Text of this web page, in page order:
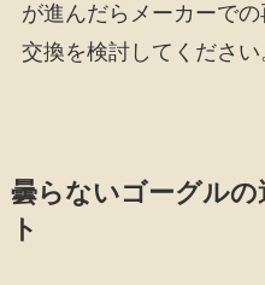
が進んだらメーカーで
交換を検討してください
曇らないゴーグル
ト